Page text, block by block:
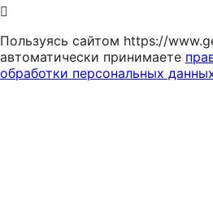
Пользуясь сайтом https://
автоматически принимаете
обработки персональных